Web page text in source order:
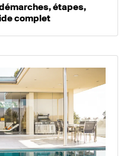
étapes,
complet